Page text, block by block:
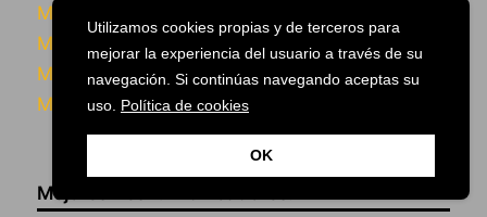
Mejores humidificadores con olor 2025
Mejores humidificadores HEPA 2025
Mejores humidificadores bebes 2025
Mejores humidificadores pequeños 2025
Mejores Deshumidificadores:
Utilizamos cookies propias y de terceros para
mejorar la experiencia del usuario a través de su
navegación. Si continúas navegando aceptas su
uso. Política de cookies
OK